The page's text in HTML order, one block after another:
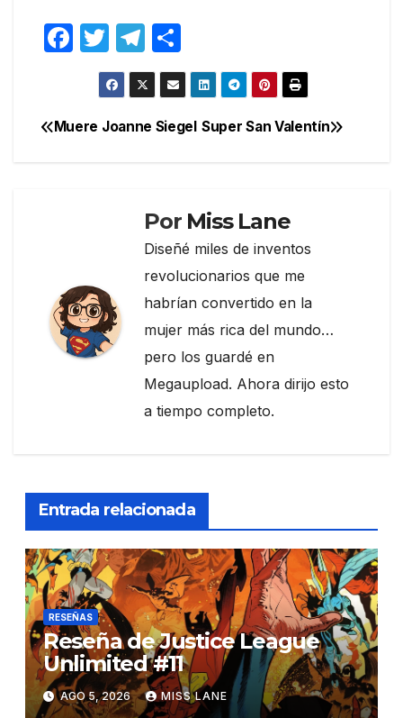
F
e
T
w
itt
er
T
el
e
gr
o
m
p
Navegación
entradas
Super San Valentín
Muere Joanne Siegel
Por Miss Lane
Diseñé miles de inventos
revolucionarios que me
habrían convertido en la
mujer más rica del mundo…
pero los guardé en
Megaupload. Ahora dirijo esto
a tiempo completo.
Entrada relacionada
RESEÑAS
Reseña de Justice League
Unlimited #11
AGO 5, 2026 MISS LANE